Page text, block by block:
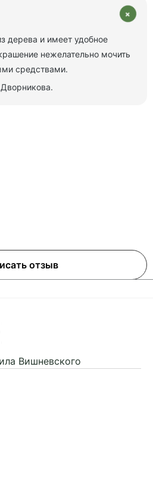
+
дерева и имеет удобное
нежелательно мочить
средствами.
отзыв
Вишневского